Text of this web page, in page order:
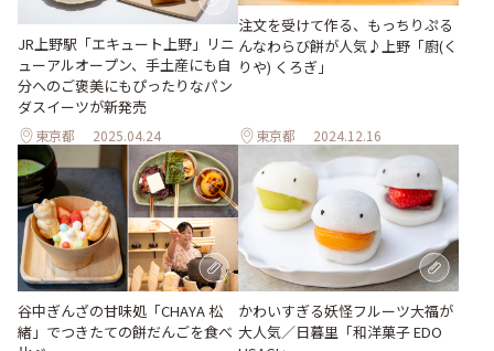
JR上野駅「エキュート上野」リニ
ューアルオープン、手土産にも自
分へのご褒美にもぴったりなパン
ダスイーツが新発売
東京都 2025.04.24
注文を受けて作る、もっちりぷる
んなわらび餅が人気♪上野「廚(く
りや) くろぎ」
東京都 2024.12.16
谷中ぎんざの甘味処「CHAYA 松
緒」でつきたての餅だんごを食べ
かわいすぎる妖怪フルーツ大福が
大人気／日暮里「和洋菓子 EDO